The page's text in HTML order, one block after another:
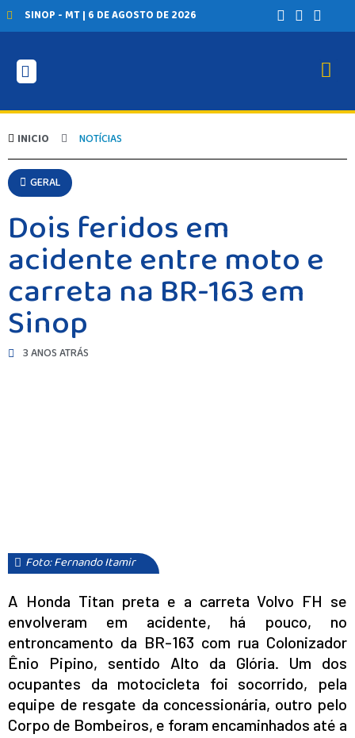
SINOP - MT | 6 DE AGOSTO DE 2026
INICIO NOTÍCIAS
GERAL
Dois feridos em
acidente entre moto e
carreta na BR-163 em
Sinop
3 ANOS ATRÁS
Foto: Fernando Itamir
A Honda Titan preta e a carreta Volvo FH se
envolveram em acidente, há pouco, no
entroncamento da BR-163 com rua Colonizador
Ênio Pipino, sentido Alto da Glória. Um dos
ocupantes da motocicleta foi socorrido, pela
equipe de resgate da concessionária, outro pelo
Corpo de Bombeiros, e foram encaminhados até a